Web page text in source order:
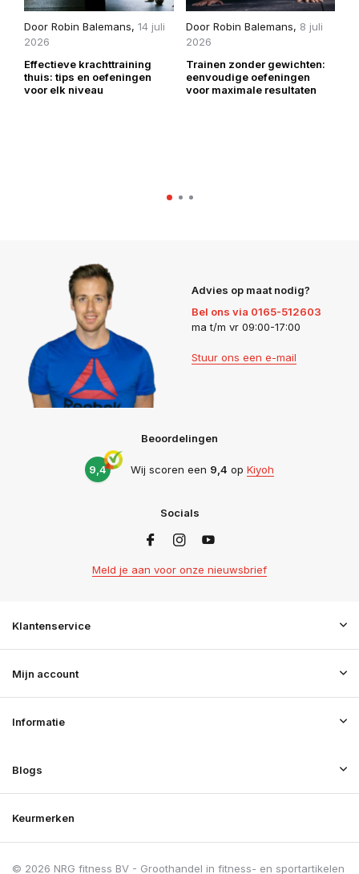
Door Robin Balemans, 14 juli
2026
Effectieve krachttraining
thuis: tips en oefeningen
voor elk niveau
Door Robin Balemans, 8 juli
2026
Trainen zonder gewichten:
eenvoudige oefeningen
voor maximale resultaten
Advies op maat nodig?
Bel ons via 0165-512603
ma t/m vr 09:00-17:00
Stuur ons een e-mail
Beoordelingen
9,4 Wij scoren een 9,4 op Kiyoh
Socials
Meld je aan voor onze nieuwsbrief
Klantenservice
Mijn account
Informatie
Blogs
Keurmerken
© 2026 NRG fitness BV - Groothandel in fitness- en sportartikelen